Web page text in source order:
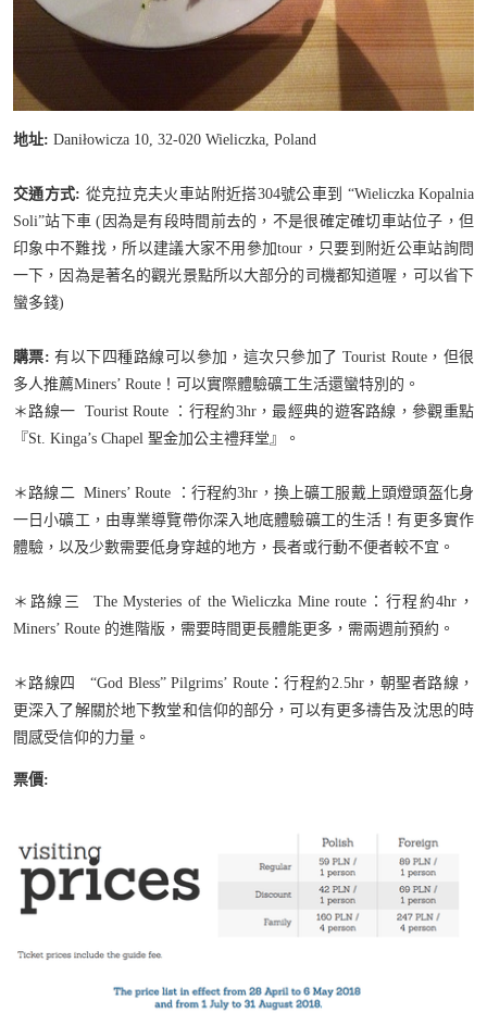
地址: Daniłowicza 10, 32-020 Wieliczka, Poland
交通方式: 從克拉克夫火車站附近搭304號公車到 “Wieliczka Kopalnia
Soli”站下車 (因為是有段時間前去的，不是很確定確切車站位子，但
印象中不難找，所以建議大家不用參加tour，只要到附近公車站詢問
一下，因為是著名的觀光景點所以大部分的司機都知道喔，可以省下
蠻多錢)
購票:有以下四種路線可以參加，這次只參加了 Tourist Route，但很
多人推薦Miners’ Route！可以實際體驗礦工生活還蠻特別的。
＊路線一 Tourist Route ：行程約3hr，最經典的遊客路線，參觀重點
『St. Kinga’s Chapel 聖金加公主禮拜堂』。
＊路線二 Miners’ Route ：行程約3hr，換上礦工服戴上頭燈頭盔化身
一日小礦工，由專業導覽帶你深入地底體驗礦工的生活！有更多實作
體驗，以及少數需要低身穿越的地方，長者或行動不便者較不宜。
＊路線三 The Mysteries of the Wieliczka Mine route：行程約4hr，
Miners’ Route 的進階版，需要時間更長體能更多，需兩週前預約。
＊路線四 “God Bless” Pilgrims’ Route：行程約2.5hr，朝聖者路線，
更深入了解關於地下教堂和信仰的部分，可以有更多禱告及沈思的時
間感受信仰的力量。
票價: